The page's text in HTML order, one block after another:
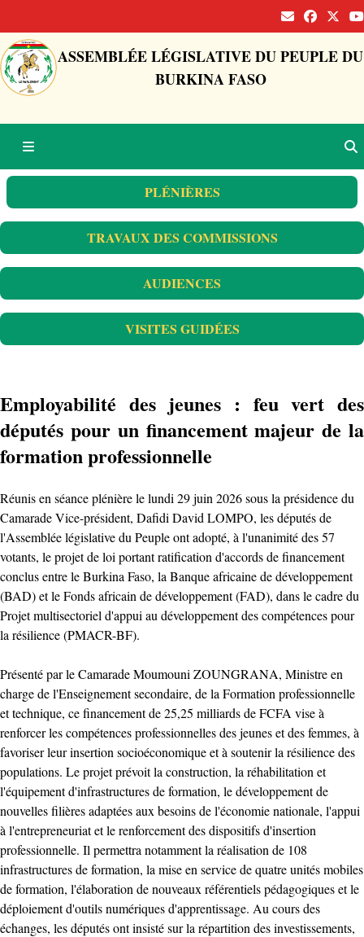
ASSEMBLÉE LÉGISLATIVE DU PEUPLE DU
BURKINA FASO
PLÉNIÈRES
TRAVAUX DES COMMISSIONS
AUDIENCES
VISITES GUIDÉES
Employabilité des jeunes : feu vert des
députés pour un financement majeur de la
formation professionnelle
Réunis en séance plénière le lundi 29 juin 2026 sous la présidence du
Camarade Vice-président, Dafidi David LOMPO, les députés de
l'Assemblée législative du Peuple ont adopté, à l'unanimité des 57
votants, le projet de loi portant ratification d'accords de financement
conclus entre le Burkina Faso, la Banque africaine de développement
(BAD) et le Fonds africain de développement (FAD), dans le cadre du
Projet multisectoriel d'appui au développement des compétences pour
la résilience (PMACR-BF).
Présenté par le Camarade Moumouni ZOUNGRANA, Ministre en
charge de l'Enseignement secondaire, de la Formation professionnelle
et technique, ce financement de 25,25 milliards de FCFA vise à
renforcer les compétences professionnelles des jeunes et des femmes, à
favoriser leur insertion socioéconomique et à soutenir la résilience des
populations. Le projet prévoit la construction, la réhabilitation et
l'équipement d'infrastructures de formation, le développement de
nouvelles filières adaptées aux besoins de l'économie nationale, l'appui
à l'entrepreneuriat et le renforcement des dispositifs d'insertion
professionnelle. Il permettra notamment la réalisation de 108
infrastructures de formation, la mise en service de quatre unités mobiles
de formation, l'élaboration de nouveaux référentiels pédagogiques et le
déploiement d'outils numériques d'apprentissage. Au cours des
échanges, les députés ont insisté sur la répartition des investissements,